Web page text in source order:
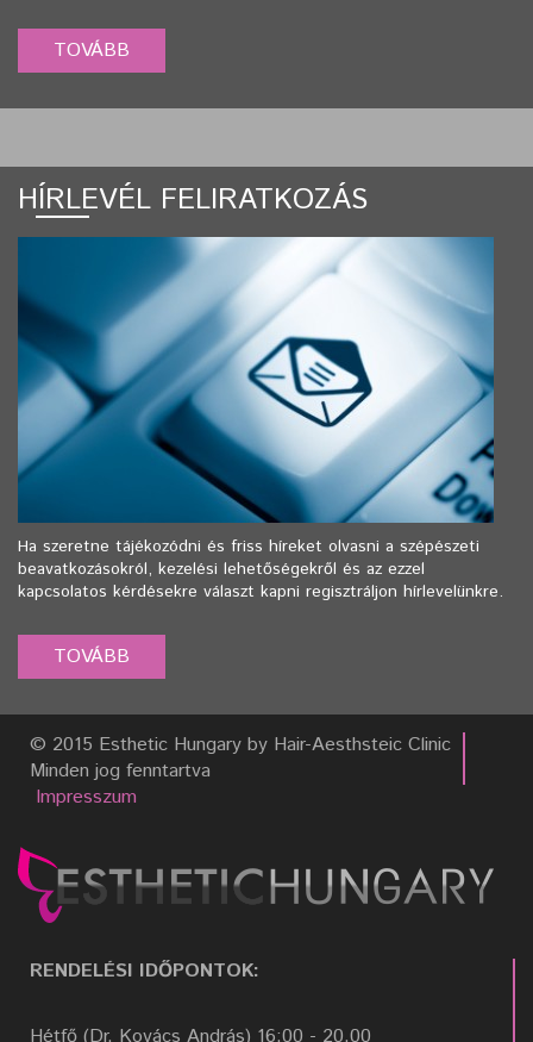
HÍRLEVÉL FELIRATKOZÁS
Ha szeretne tájékozódni és friss híreket olvasni a szépészeti
beavatkozásokról, kezelési lehetőségekről és az ezzel
kapcsolatos kérdésekre választ kapni regisztráljon hírlevelünkre.
© 2015 Esthetic Hungary by Hair-Aesthsteic Clinic
Minden jog fenntartva
Impresszum
RENDELÉSI IDŐPONTOK: